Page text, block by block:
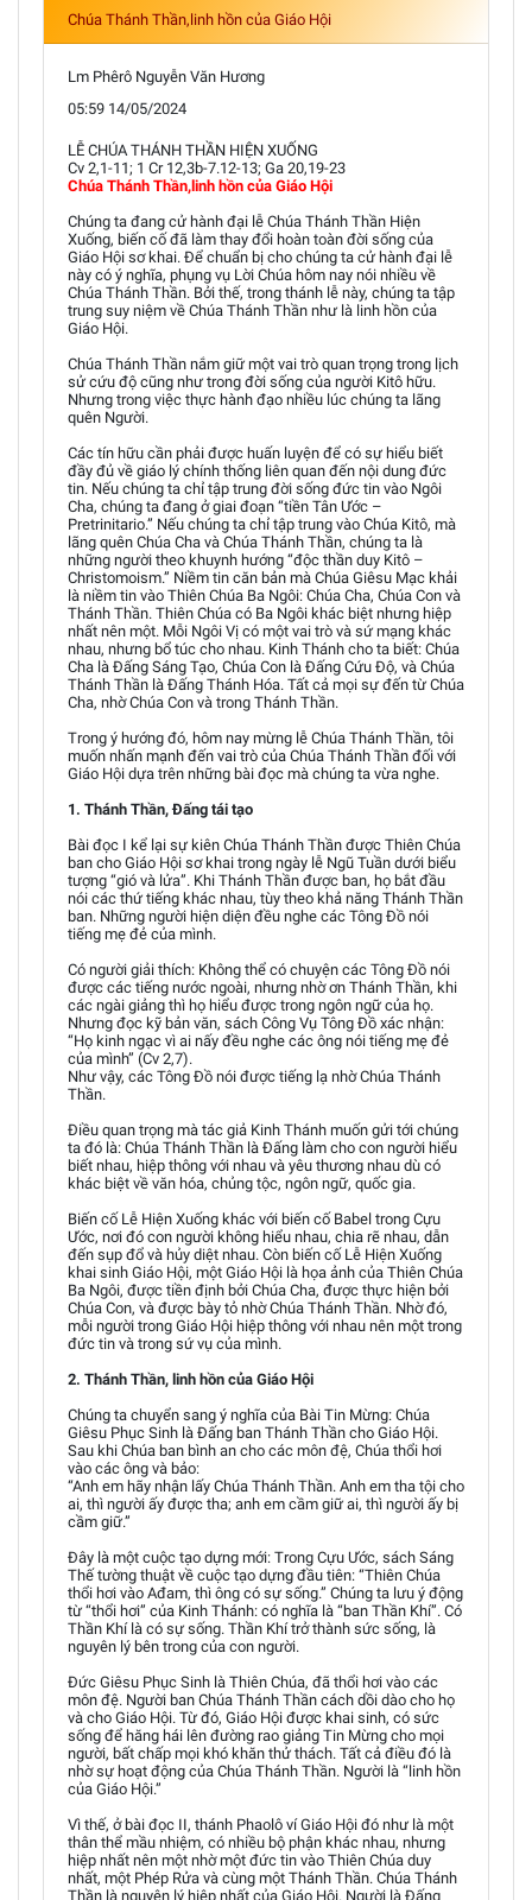
Chúa Thánh Thần,linh hồn của Giáo Hội
Lm Phêrô Nguyễn Văn Hương
05:59 14/05/2024
LỄ CHÚA THÁNH THẦN HIỆN XUỐNG
Cv 2,1-11; 1 Cr 12,3b-7.12-13; Ga 20,19-23
Chúa Thánh Thần,linh hồn của Giáo Hội
Chúng ta đang cử hành đại lễ Chúa Thánh Thần Hiện
Xuống, biến cố đã làm thay đổi hoàn toàn đời sống của
Giáo Hội sơ khai. Để chuẩn bị cho chúng ta cử hành đại lễ
này có ý nghĩa, phụng vụ Lời Chúa hôm nay nói nhiều về
Chúa Thánh Thần. Bởi thế, trong thánh lễ này, chúng ta tập
trung suy niệm về Chúa Thánh Thần như là linh hồn của
Giáo Hội.
Chúa Thánh Thần nắm giữ một vai trò quan trọng trong lịch
sử cứu độ cũng như trong đời sống của người Kitô hữu.
Nhưng trong việc thực hành đạo nhiều lúc chúng ta lãng
quên Người.
Các tín hữu cần phải được huấn luyện để có sự hiểu biết
đầy đủ về giáo lý chính thống liên quan đến nội dung đức
tin. Nếu chúng ta chỉ tập trung đời sống đức tin vào Ngôi
Cha, chúng ta đang ở giai đoạn “tiền Tân Ước –
Pretrinitario.” Nếu chúng ta chỉ tập trung vào Chúa Kitô, mà
lãng quên Chúa Cha và Chúa Thánh Thần, chúng ta là
những người theo khuynh hướng “độc thần duy Kitô –
Christomoism.” Niềm tin căn bản mà Chúa Giêsu Mạc khải
là niềm tin vào Thiên Chúa Ba Ngôi: Chúa Cha, Chúa Con và
Thánh Thần. Thiên Chúa có Ba Ngôi khác biệt nhưng hiệp
nhất nên một. Mỗi Ngôi Vị có một vai trò và sứ mạng khác
nhau, nhưng bổ túc cho nhau. Kinh Thánh cho ta biết: Chúa
Cha là Đấng Sáng Tạo, Chúa Con là Đấng Cứu Độ, và Chúa
Thánh Thần là Đấng Thánh Hóa. Tất cả mọi sự đến từ Chúa
Cha, nhờ Chúa Con và trong Thánh Thần.
Trong ý hướng đó, hôm nay mừng lễ Chúa Thánh Thần, tôi
muốn nhấn mạnh đến vai trò của Chúa Thánh Thần đối với
Giáo Hội dựa trên những bài đọc mà chúng ta vừa nghe.
1. Thánh Thần, Đấng tái tạo
Bài đọc I kể lại sự kiên Chúa Thánh Thần được Thiên Chúa
ban cho Giáo Hội sơ khai trong ngày lễ Ngũ Tuần dưới biểu
tượng “gió và lửa”. Khi Thánh Thần được ban, họ bắt đầu
nói các thứ tiếng khác nhau, tùy theo khả năng Thánh Thần
ban. Những người hiện diện đều nghe các Tông Đồ nói
tiếng mẹ đẻ của mình.
Có người giải thích: Không thể có chuyện các Tông Đồ nói
được các tiếng nước ngoài, nhưng nhờ ơn Thánh Thần, khi
các ngài giảng thì họ hiểu được trong ngôn ngữ của họ.
Nhưng đọc kỹ bản văn, sách Công Vụ Tông Đồ xác nhận:
“Họ kinh ngạc vì ai nấy đều nghe các ông nói tiếng mẹ đẻ
của mình” (Cv 2,7).
Như vậy, các Tông Đồ nói được tiếng lạ nhờ Chúa Thánh
Thần.
Điều quan trọng mà tác giả Kinh Thánh muốn gửi tới chúng
ta đó là: Chúa Thánh Thần là Đấng làm cho con người hiểu
biết nhau, hiệp thông với nhau và yêu thương nhau dù có
khác biệt về văn hóa, chủng tộc, ngôn ngữ, quốc gia.
Biến cố Lễ Hiện Xuống khác với biến cố Babel trong Cựu
Ước, nơi đó con người không hiểu nhau, chia rẽ nhau, dẫn
đến sụp đổ và hủy diệt nhau. Còn biến cố Lễ Hiện Xuống
khai sinh Giáo Hội, một Giáo Hội là họa ảnh của Thiên Chúa
Ba Ngôi, được tiền định bởi Chúa Cha, được thực hiện bởi
Chúa Con, và được bày tỏ nhờ Chúa Thánh Thần. Nhờ đó,
mỗi người trong Giáo Hội hiệp thông với nhau nên một trong
đức tin và trong sứ vụ của mình.
2. Thánh Thần, linh hồn của Giáo Hội
Chúng ta chuyển sang ý nghĩa của Bài Tin Mừng: Chúa
Giêsu Phục Sinh là Đấng ban Thánh Thần cho Giáo Hội.
Sau khi Chúa ban bình an cho các môn đệ, Chúa thổi hơi
vào các ông và bảo:
“Anh em hãy nhận lấy Chúa Thánh Thần. Anh em tha tội cho
ai, thì người ấy được tha; anh em cầm giữ ai, thì người ấy bị
cầm giữ.”
Đây là một cuộc tạo dựng mới: Trong Cựu Ước, sách Sáng
Thế tường thuật về cuộc tạo dựng đầu tiên: “Thiên Chúa
thổi hơi vào Ađam, thì ông có sự sống.” Chúng ta lưu ý động
từ “thổi hơi” của Kinh Thánh: có nghĩa là “ban Thần Khí”. Có
Thần Khí là có sự sống. Thần Khí trở thành sức sống, là
nguyên lý bên trong của con người.
Đức Giêsu Phục Sinh là Thiên Chúa, đã thổi hơi vào các
môn đệ. Người ban Chúa Thánh Thần cách dồi dào cho họ
và cho Giáo Hội. Từ đó, Giáo Hội được khai sinh, có sức
sống để hăng hái lên đường rao giảng Tin Mừng cho mọi
người, bất chấp mọi khó khăn thử thách. Tất cả điều đó là
nhờ sự hoạt động của Chúa Thánh Thần. Người là “linh hồn
của Giáo Hội.”
Vì thế, ở bài đọc II, thánh Phaolô ví Giáo Hội đó như là một
thân thể mầu nhiệm, có nhiều bộ phận khác nhau, nhưng
hiệp nhất nên một nhờ một đức tin vào Thiên Chúa duy
nhất, một Phép Rửa và cùng một Thánh Thần. Chúa Thánh
Thần là nguyên lý hiệp nhất của Giáo Hội. Người là Đấng